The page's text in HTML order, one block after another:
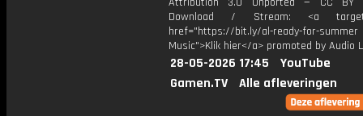
Download / Stream: <a
href="https://bit.ly/al-ready-for-summer
Music">Klik hier</a> promoted by Audio
28-05-2026 17:45
YouTube
Gamen.TV
Alle afleveringen